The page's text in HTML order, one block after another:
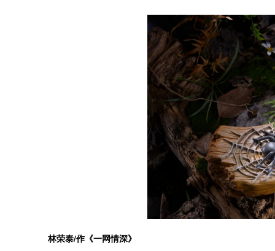
林荣泰/作《一网情深》